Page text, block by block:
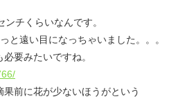
チくらいなんです。
と遠い目になっちゃいました。。。
要みたいですね。
前に花が少ないほうがという